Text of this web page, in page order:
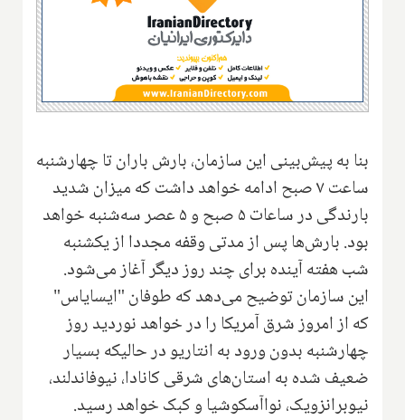
بنا به پیش‌بینی این سازمان، بارش باران تا چهارشنبه
ساعت ۷ صبح ادامه خواهد داشت که میزان شدید
بارندگی در ساعات ۵ صبح و ۵ عصر سه‌شنبه خواهد
بود. بارش‌ها پس از مدتی وقفه مجددا از یکشنبه
شب هفته آینده برای چند روز دیگر آغاز می‌شود.
این سازمان توضیح می‌دهد که طوفان "ایسایاس"
که از امروز شرق آمریکا را در خواهد نوردید روز
چهارشنبه بدون ورود به انتاریو در حالیکه بسیار
ضعیف شده به استان‌های شرقی کانادا، نیوفاندلند،
نیوبرانزویک، نواآسکوشیا و کبک خواهد رسید.